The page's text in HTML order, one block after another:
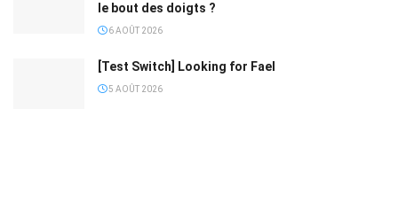
le bout des doigts ?
6 AOÛT 2026
[Test Switch] Looking for Fael
5 AOÛT 2026